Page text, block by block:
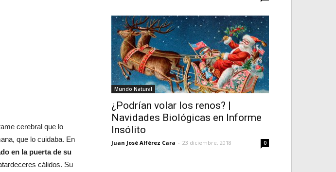
cerebral que lo
que lo cuidaba. En
en la puerta de su
cálidos. Su
Mundo Natural
¿Podrían volar los renos? |
Navidades Biológicas en Informe
Insólito
Juan José Alférez Cara - 23 diciembre, 2018 0